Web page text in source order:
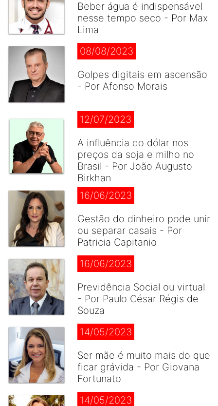
Beber água é indispensável
nesse tempo seco - Por Max
Lima
08/08/2023
Golpes digitais em ascensão
- Por Afonso Morais
12/07/2023
A influência do dólar nos
preços da soja e milho no
Brasil - Por João Augusto
Birkhan
16/06/2023
Gestão do dinheiro pode unir
ou separar casais - Por
Patricia Capitanio
16/06/2023
Previdência Social ou virtual
- Por Paulo César Régis de
Souza
14/05/2023
Ser mãe é muito mais do que
ficar grávida - Por Giovana
Fortunato
14/05/2023